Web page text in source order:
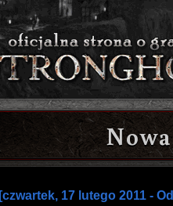
[czwartek, 17 lutego 2011 -